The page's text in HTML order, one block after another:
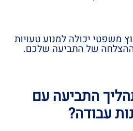
משפטי יכולה למנוע טעויות
ההצלחה של התביעה שלכם.
התביעה עם
עבודה?